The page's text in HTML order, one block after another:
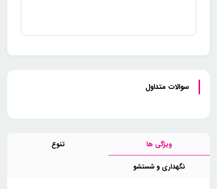
سوالات متداول
ویژگی ها تنوع
نگهداری و شستشو